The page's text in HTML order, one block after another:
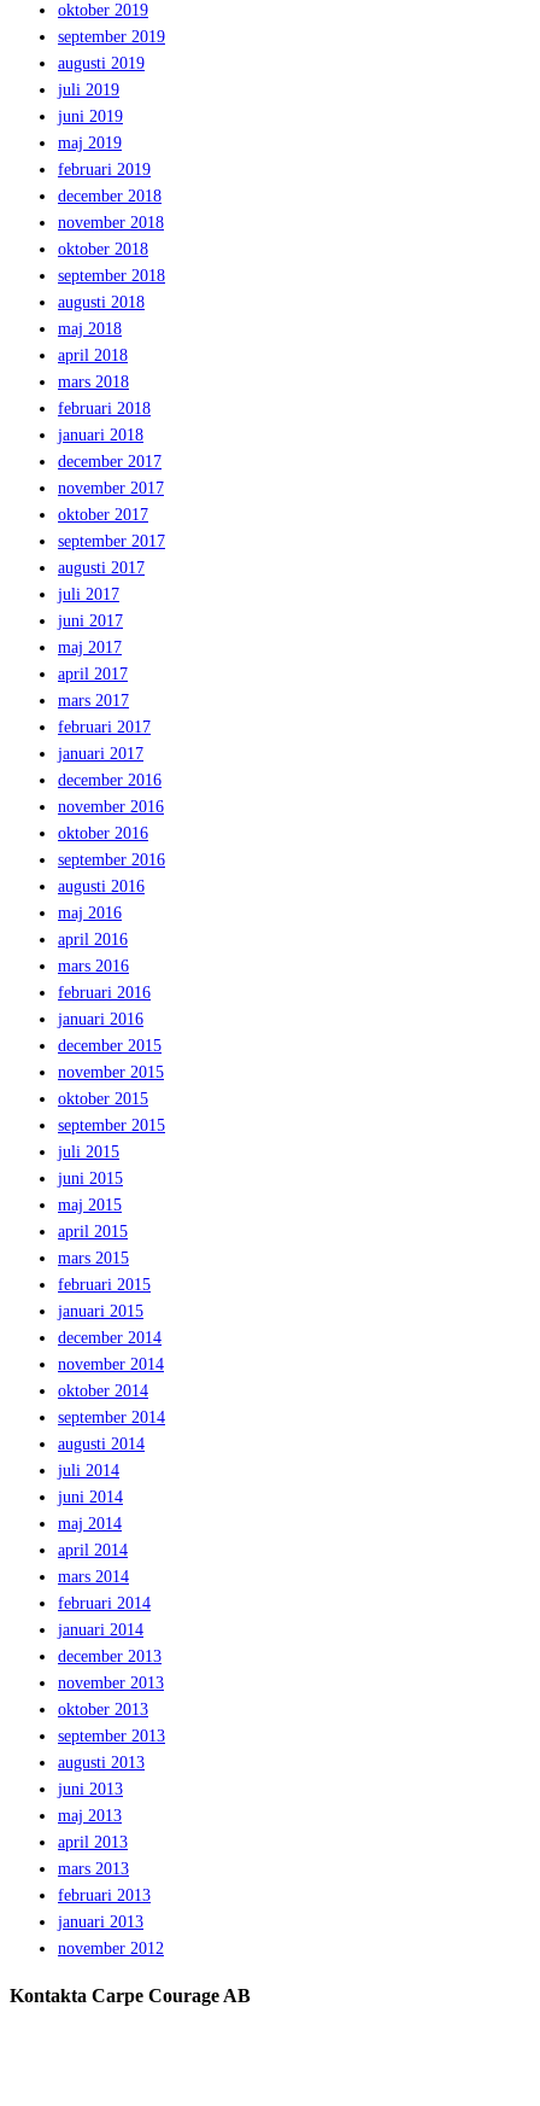
oktober 2019
september 2019
augusti 2019
juli 2019
juni 2019
maj 2019
februari 2019
december 2018
november 2018
oktober 2018
september 2018
augusti 2018
maj 2018
april 2018
mars 2018
februari 2018
januari 2018
december 2017
november 2017
oktober 2017
september 2017
augusti 2017
juli 2017
juni 2017
maj 2017
april 2017
mars 2017
februari 2017
januari 2017
december 2016
november 2016
oktober 2016
september 2016
augusti 2016
maj 2016
april 2016
mars 2016
februari 2016
januari 2016
december 2015
november 2015
oktober 2015
september 2015
juli 2015
juni 2015
maj 2015
april 2015
mars 2015
februari 2015
januari 2015
december 2014
november 2014
oktober 2014
september 2014
augusti 2014
juli 2014
juni 2014
maj 2014
april 2014
mars 2014
februari 2014
januari 2014
december 2013
november 2013
oktober 2013
september 2013
augusti 2013
juni 2013
maj 2013
april 2013
mars 2013
februari 2013
januari 2013
november 2012
Kontakta Carpe Courage AB